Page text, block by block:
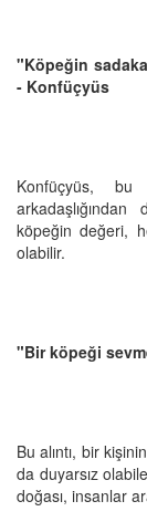
"Köpeğin
- Konfüçyüs
Konfüçyüs, bu
köpeğin değeri,
olabilir.
"Bir köpeği
Bu alıntı, bir
da duyarsız
doğası, insanlar